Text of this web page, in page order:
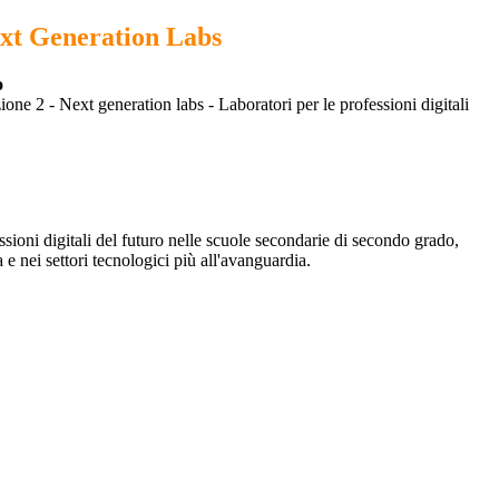
Generation Labs
2 - Next generation labs - Laboratori per le professioni digitali
digitali del futuro nelle scuole secondarie di secondo grado,
nei settori tecnologici più all'avanguardia.